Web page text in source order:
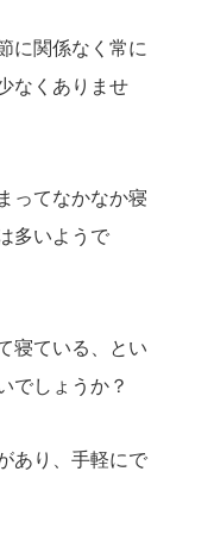
に関係なく常に
なくありませ
ってなかなか寝
多いようで
寝ている、とい
でしょうか？
あり、手軽にで